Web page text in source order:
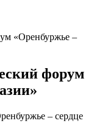
«Оренбуржье –
форум
– сердце